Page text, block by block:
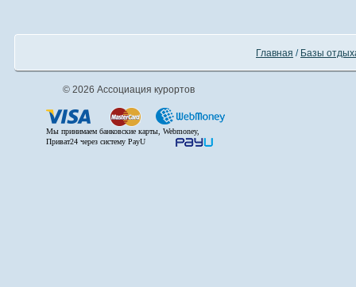
Главная / Базы
© 2026 Ассоциация курортов
Мы принимаем банковские карты, Webmoney,
Приват24 через систему PayU